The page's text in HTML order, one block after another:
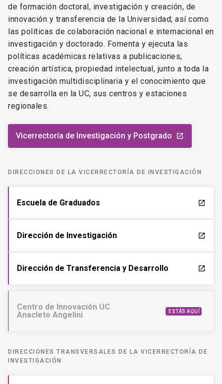
de formación doctoral, investigación y creación, de
innovación y transferencia de la Universidad; así como
las políticas de colaboración nacional e internacional en
investigación y doctorado. Fomenta y ejecuta las
políticas académicas relativas a publicaciones,
creación artística, propiedad intelectual, junto a toda la
investigación multidisciplinaria y el conocimiento que
se desarrolla en la UC, sus centros y estaciones
regionales.
Vicerrectoría de Investigación y Postgrado launch
DIRECCIONES DE LA VICERRECTORÍA DE INVESTIGACIÓN
Escuela de Graduados launch
Dirección de Investigación launch
Dirección de Transferencia y Desarrollo launch
Centro de Innovación UC
Anacleto Angelini
ESTÁS AQUÍ
DIRECCIONES TRANSVERSALES DE LA VICERRECTORÍA DE
INVESTIGACIÓN